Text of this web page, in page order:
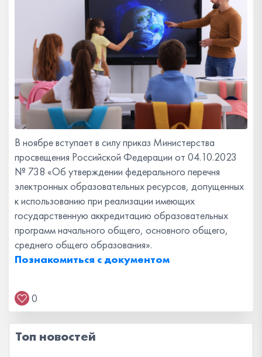
В ноябре вступает в силу приказ Министерства
просвещения Российской Федерации от 04.10.2023
№ 738 «Об утверждении федерального перечня
электронных образовательных ресурсов, допущенных
к использованию при реализации имеющих
государственную аккредитацию образовательных
программ начального общего, основного общего,
среднего общего образования».
Познакомиться с документом
0
Топ новостей